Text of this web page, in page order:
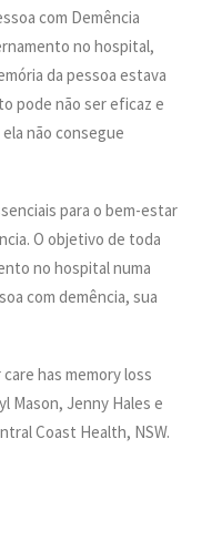
com Demência
no hospital,
da pessoa estava
pode não ser eficaz e
não consegue
para o bem-estar
O objetivo de toda
no hospital numa
com demência, sua
has memory loss
Mason, Jenny Hales e
Coast Health, NSW.